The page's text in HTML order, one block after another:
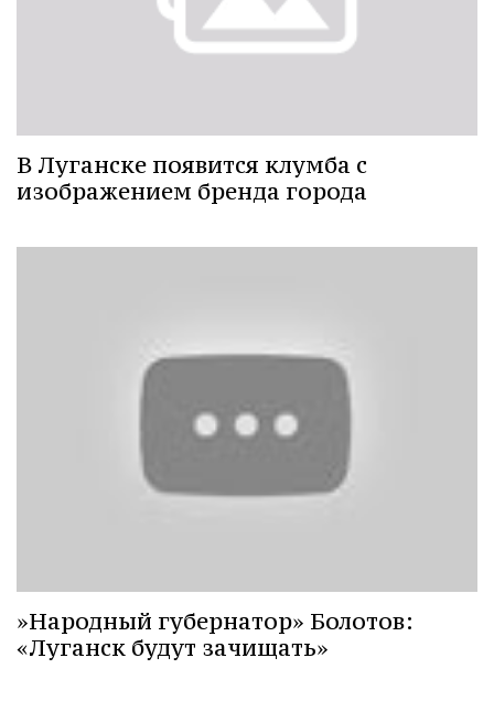
В Луганске появится клумба с
изображением бренда города
»Народный губернатор» Болотов:
«Луганск будут зачищать»